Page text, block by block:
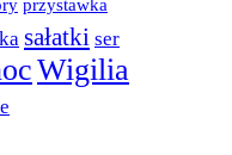
sałatki ser
Wigilia